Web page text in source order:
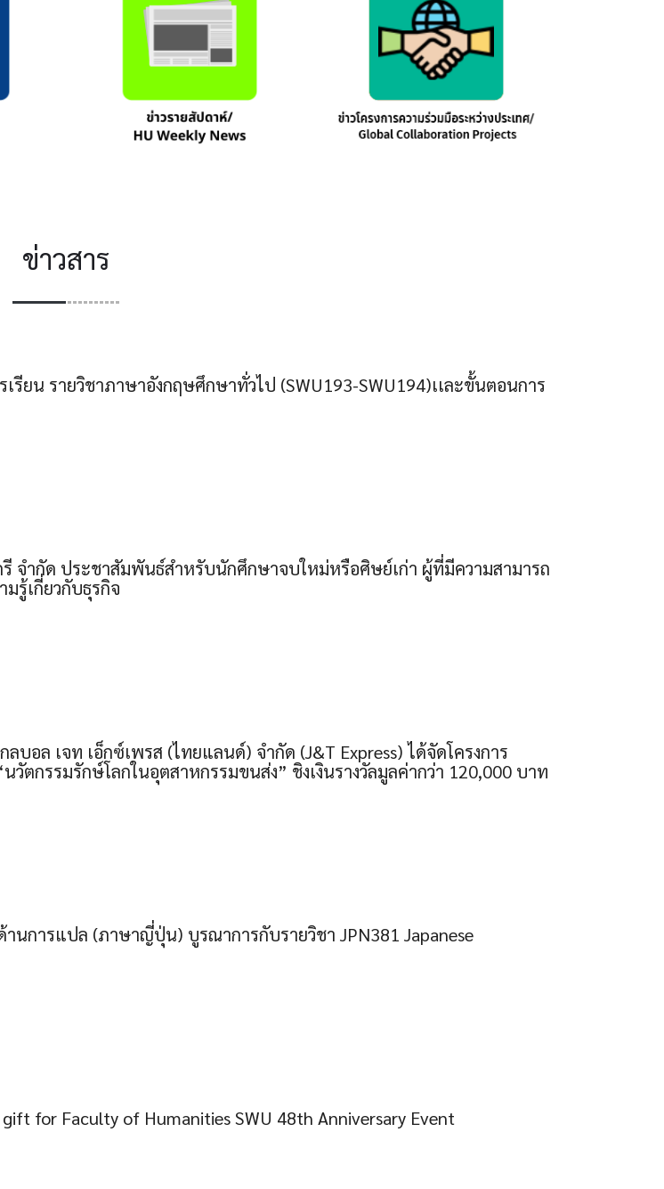
ข่าวสาร
รียน รายวิชาภาษาอังกฤษศึกษาทั่วไป (SWU193-SWU194)เเละขั้นตอนการ
จำกัด ประชาสัมพันธ์สำหรับนักศึกษาจบใหม่หรือศิษย์เก่า ผู้ที่มีความสามารถ
รู้เกี่ยวกับธุรกิจ
บอล เจท เอ็กซ์เพรส (ไทยแลนด์) จำกัด (J&T Express) ได้จัดโครงการ
วัตกรรมรักษ์โลกในอุตสาหกรรมขนส่ง” ชิงเงินรางวัลมูลค่ากว่า 120,000 บาท
นการแปล (ภาษาญี่ปุ่น) บูรณาการกับรายวิชา JPN381 Japanese
for Faculty of Humanities SWU 48th Anniversary Event